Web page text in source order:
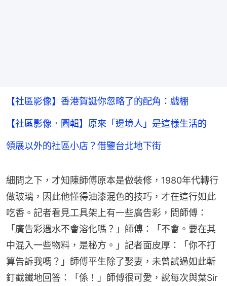
【社區影像】香港賀誕你忽略了的配角：戲棚
【社區影像．圖輯】原來「邊境人」是這樣生活的
領展以外的社區小店？借鑒台北地下街
細問之下，才知陳師傅原本是做裝修，1980年代轉行
做玻璃，因此他懂得油漆混色的技巧，才在這行如此
吃香。記者看見工具架上有一些廣告彩，問師傅：
「廣告彩遇水不會溶化嗎？」師傅：「不會。要在其
中混入一些物料，是秘方。」記者面皮厚：「你不打
算告訴我嗎？」師傅平生除了娶妻，未曾試過如此斬
釘截鐵地回答：「係！」師傅很可愛，說每次與葉Sir